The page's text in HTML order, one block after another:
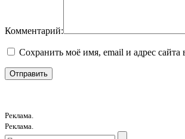
Комментарий:
Сохранить моё имя, email и адрес
Реклама.
Реклама.